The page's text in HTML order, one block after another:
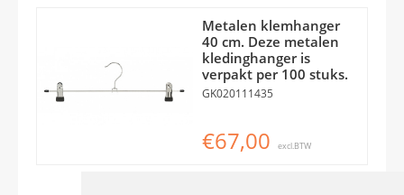
Metalen klemhanger
40 cm. Deze metalen
kledinghanger is
verpakt per 100 stuks.
GK020111435
€67,00 excl.BTW